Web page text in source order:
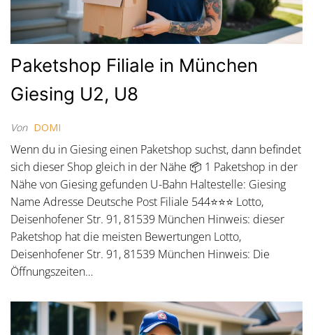
Paketshop Filiale in München
Giesing U2, U8
Von DOMI
Wenn du in Giesing einen Paketshop suchst, dann befindet
sich dieser Shop gleich in der Nähe 📦 1 Paketshop in der
Nähe von Giesing gefunden U-Bahn Haltestelle: Giesing
Name Adresse Deutsche Post Filiale 544⭐⭐⭐ Lotto,
Deisenhofener Str. 91, 81539 München Hinweis: dieser
Paketshop hat die meisten Bewertungen Lotto,
Deisenhofener Str. 91, 81539 München Hinweis: Die
Öffnungszeiten…